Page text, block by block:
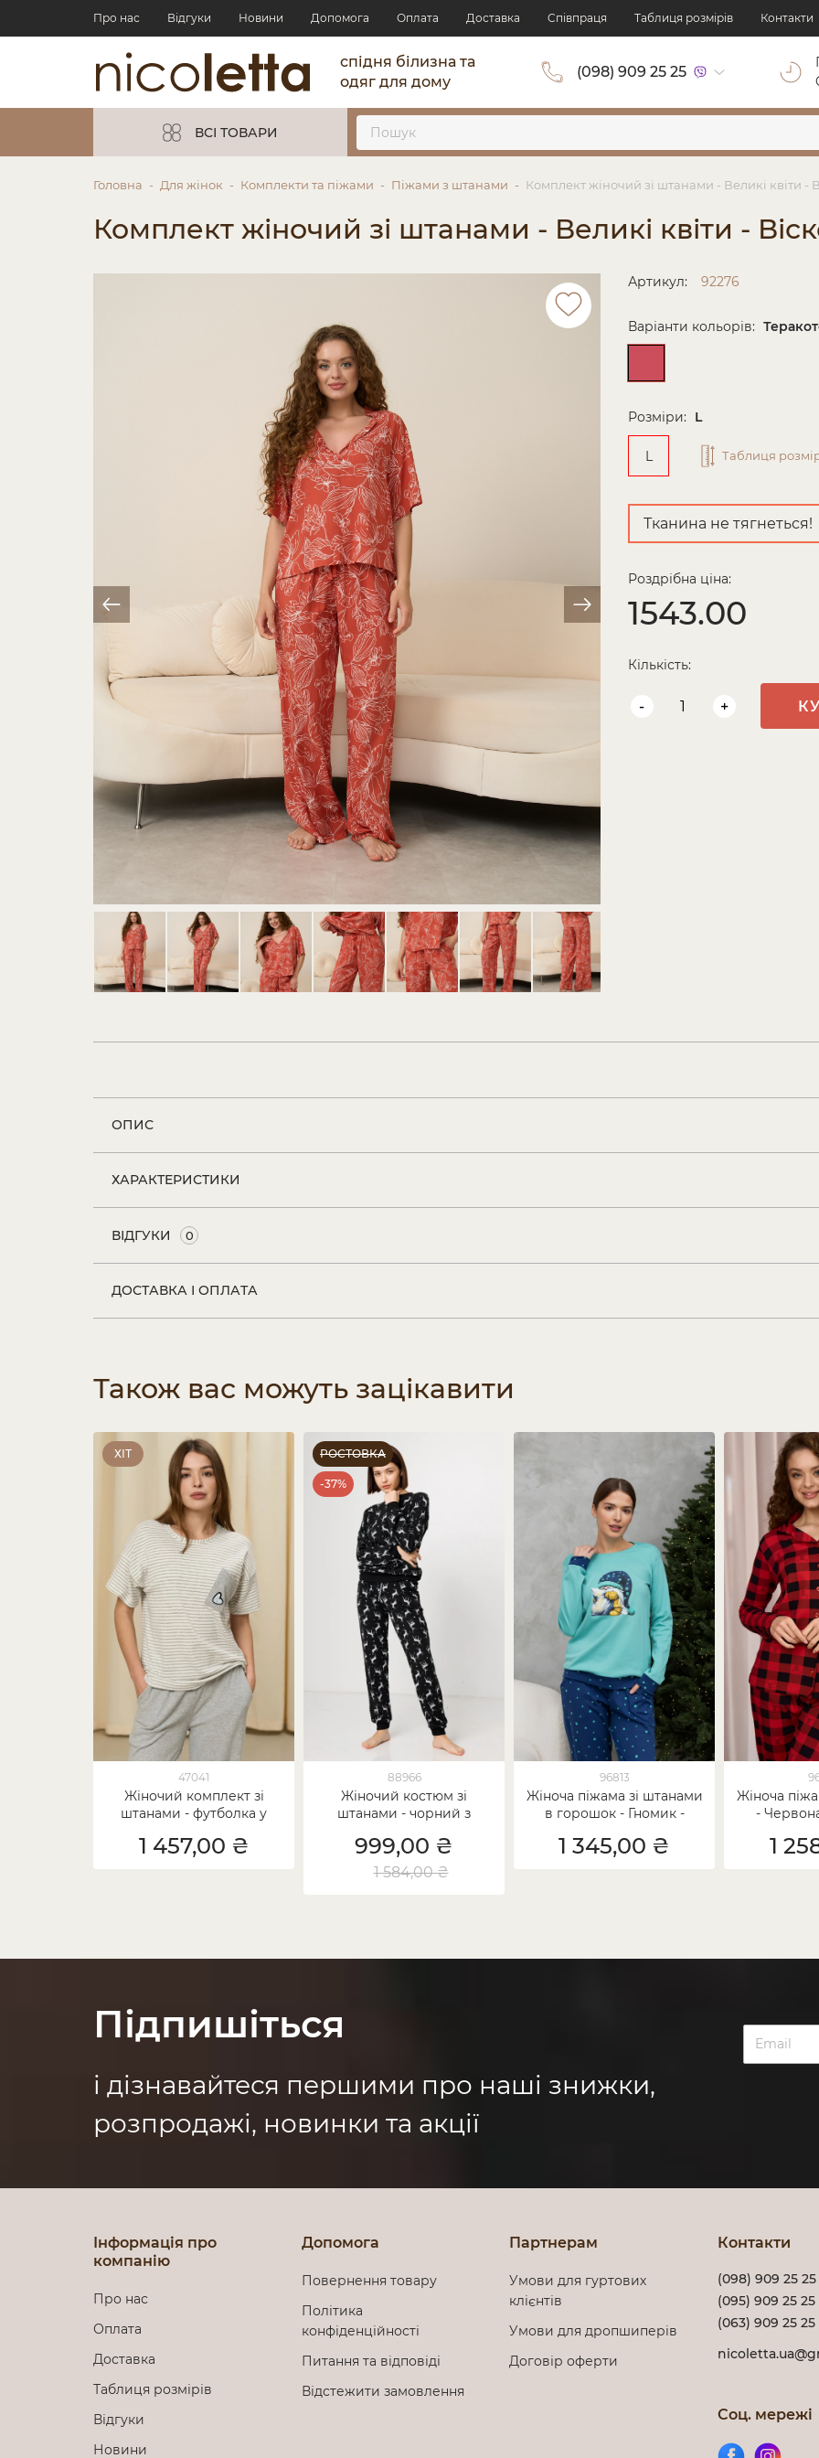
Про нас Відгуки Новини Допомога Оплата Доставка Cпівпраця Таблиця розмірів Контакти
спідня білизна та
одяг для дому
(098) 909 25 25
ВСІ ТОВАРИ
Головна Для жінок Комплекти та піжами Піжами з штанами Комплект жіночий зі штанами - Великі квіти -
Комплект жіночий зі штанами - Великі квіти -
Артикул: 92276
Варіанти кольорів:
Розміри: L
L Таблиця
Тканина не тягнеться!
Роздрібна ціна:
1543.00
Кількість:
- +
ОПИС
ХАРАКТЕРИСТИКИ
ВІДГУКИ 0
ДОСТАВКА І ОПЛАТА
Також вас можуть зацікавити
ХІТ
47041
Жіночий комплект зі
штанами - футболка у
1 457,00 ₴
РОСТОВКА
-37%
88966
Жіночий костюм зі
штанами - чорний з
999,00 ₴
1 584,00 ₴
96813
Жіноча піжама зі штанами
в горошок - Гномик -
1 345,00 ₴
Жіноча
-
1
Підпишіться
і дізнавайтеся першими про наші знижки,
розпродажі, новинки та акції
Інформація про
компанію
Про нас
Оплата
Доставка
Таблиця розмірів
Відгуки
Новини
Допомога
Повернення товару
Політика
конфіденційності
Питання та відповіді
Відстежити замовлення
Партнерам
Умови для гуртових
клієнтів
Умови для дропшиперів
Договір оферти
Контакти
(098) 909 25 25
(095) 909 25 25
(063) 909 25 25
Соц. мережі